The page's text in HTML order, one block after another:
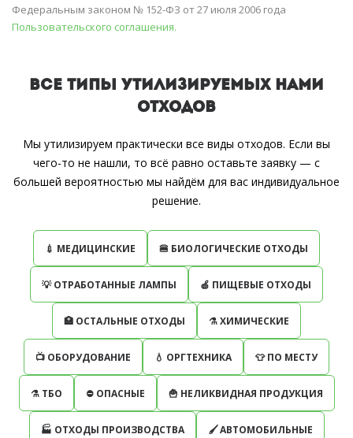
Федеральным законом № 152-ФЗ от 27 июля 2006 года
Пользовательского соглашения.
ВСЕ ТИПЫ УТИЛИЗИРУЕМЫХ НАМИ
ОТХОДОВ
Мы утилизируем практически все виды отходов. Если вы
чего-то не нашли, то всё равно оставьте заявку — с
большей вероятностью мы найдём для вас индивидуальное
решение.
💉 МЕДИЦИНСКИЕ 🍔 БИОЛОГИЧЕСКИЕ ОТХОДЫ
💡 ОТРАБОТАННЫЕ ЛАМПЫ 🍏 ПИЩЕВЫЕ ОТХОДЫ
🏥 ОСТАЛЬНЫЕ ОТХОДЫ ⚗ ХИМИЧЕСКИЕ
📺 ОБОРУДОВАНИЕ 💧 ОРГТЕХНИКА 👕 ПО МЕСТУ
⚗ ТБО ⛔️ ОПАСНЫЕ 🍟 НЕЛИКВИДНАЯ ПРОДУКЦИЯ
🏭 ОТХОДЫ ПРОИЗВОДСТВА 🖌 АВТОМОБИЛЬНЫЕ